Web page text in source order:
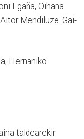
Egaña, Oihana
Mendiluze. Gai-
Hernaniko
taldearekin